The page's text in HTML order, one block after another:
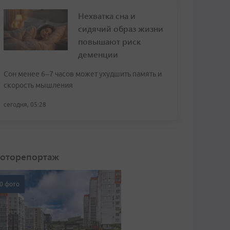
Нехватка сна и
сидячий образ жизни
повышают риск
деменции
Сон менее 6–7 часов может ухудшить память и
скорость мышления
сегодня, 05:28
фото